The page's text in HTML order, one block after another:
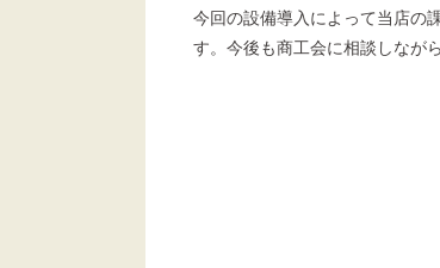
今回の設備導入によって当店の
す。今後も商工会に相談しなが